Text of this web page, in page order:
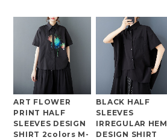
ART FLOWER
PRINT HALF
SLEEVES DESIGN
SHIRT 2colors M-
BLACK HALF
SLEEVES
IRREGULAR HEM
DESIGN SHIRT